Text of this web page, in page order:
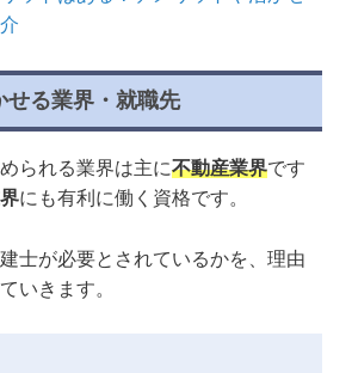
せる業界・就職先
られる業界は主に不動産業界です
にも有利に働く資格です。
士が必要とされているかを、理由
いきます。